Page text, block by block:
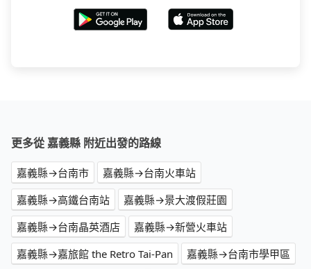
更多從 嘉義縣 附近出發的路線
嘉義縣→台南市
嘉義縣→台南火車站
嘉義縣→高鐵台南站
嘉義縣→景大渡假莊園
嘉義縣→台南晶英酒店
嘉義縣→新營火車站
嘉義縣→嘉旅館 the Retro Tai-Pan
嘉義縣→台南市學甲區